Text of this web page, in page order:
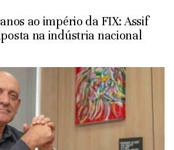
ao império da FIX: Assif
na indústria nacional